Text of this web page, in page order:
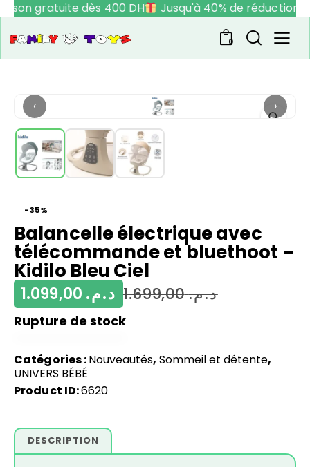
gratuite dès 400 DH Jusqu'à 40% de réduction
0
‹ ›
-35%
Balancelle électrique avec
télécommande et bluethoot –
Kidilo Bleu Ciel
د.م.1.699,00 د.م.
Rupture de stock
Catégories :Nouveautés, Sommeil et détente,
UNIVERS BÉBÉ
Product ID:6620
DESCRIPTION